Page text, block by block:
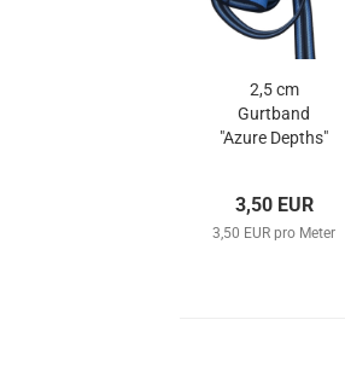
2,5 cm
Gurtband
"Azure Depths"
3,50 EUR
3,50 EUR pro Meter